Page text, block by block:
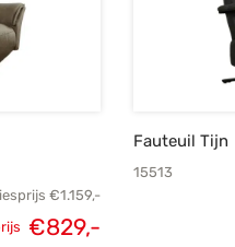
€1.159,-
€829,-
Fauteuil Tijn
15513